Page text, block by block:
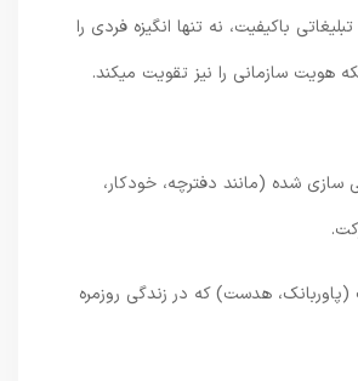
باکیفیت، نه تنها انگیزه فردی را
هویت سازمانی را نیز تقویت میکند.
سازی شده (مانند دفترچه، خودکار،
(پاوربانک، هدست) که در زندگی روزمره